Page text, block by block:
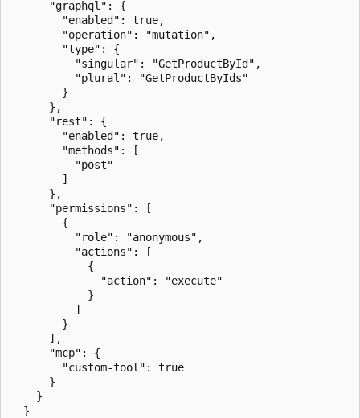
      "graphql": {
        "enabled": true,
        "operation": "mutation",
        "type": {
          "singular": "GetProductById",
          "plural": "GetProductByIds"
        }
      },
      "rest": {
        "enabled": true,
        "methods": [
          "post"
        ]
      },
      "permissions": [
        {
          "role": "anonymous",
          "actions": [
            {
              "action": "execute"
            }
          ]
        }
      ],
      "mcp": {
        "custom-tool": true
      }
    }
  }